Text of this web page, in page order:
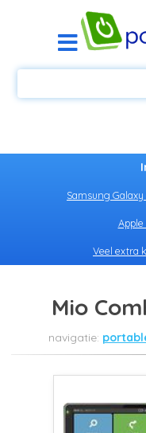
Samsung Galaxy
Veel extra
Mio